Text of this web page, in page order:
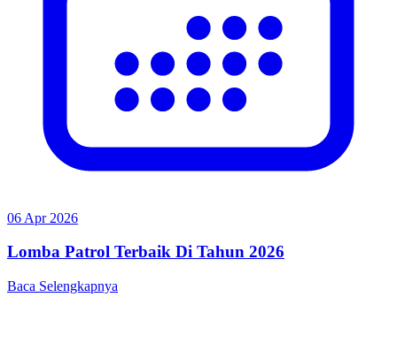
06 Apr 2026
Lomba Patrol Terbaik Di Tahun 2026
Baca Selengkapnya